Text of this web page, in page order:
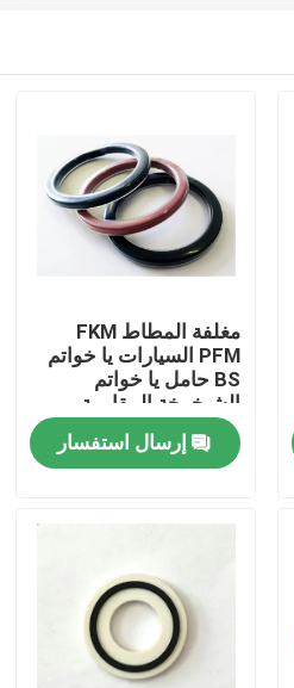
مغلفة المطاط FKM
PFM السيارات يا خواتم
BS حامل يا خواتم
الشيخوخة المقاومة
إرسال استفسار